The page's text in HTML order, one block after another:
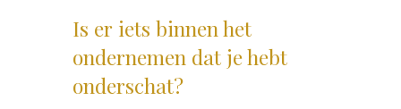
Is er iets binnen het
ondernemen dat je hebt
onderschat?